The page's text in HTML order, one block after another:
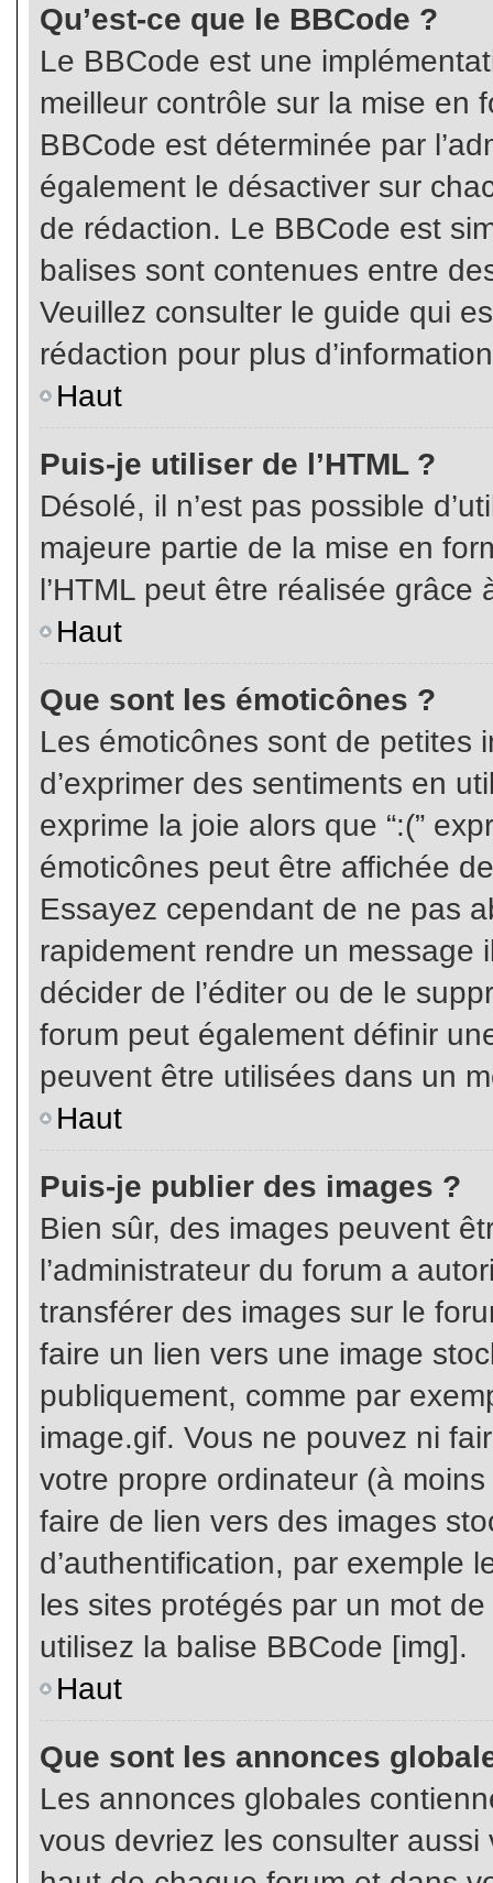
Qu’est-ce que le BBCode ?
Le BBCode est une
meilleur contrôle sur la mise en
BBCode est déterminée par
également le désactiver sur
de rédaction. Le BBCode est
balises sont contenues entre
Veuillez consulter le guide qui
rédaction pour plus
Haut
Puis-je utiliser de l’HTML ?
Désolé, il n’est pas possible
majeure partie de la mise en
l’HTML peut être réalisée grâce
Haut
Que sont les émoticônes ?
Les émoticônes sont de petites
d’exprimer des sentiments en
exprime la joie alors que “:(”
émoticônes peut être affichée
Essayez cependant de ne pas
rapidement rendre un message
décider de l’éditer ou de le
forum peut également définir
peuvent être utilisées dans un
Haut
Puis-je publier des images ?
Bien sûr, des images peuvent
l’administrateur du forum a
transférer des images sur le
faire un lien vers une image
publiquement, comme par
image.gif. Vous ne pouvez ni
votre propre ordinateur (à
faire de lien vers des images
d’authentification, par exemple
les sites protégés par un mot
utilisez la balise BBCode [img].
Haut
Que sont les annonces
Les annonces globales
vous devriez les consulter